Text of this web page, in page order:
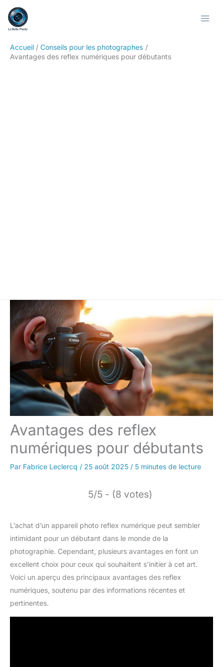
contenu
Accueil
Conseils pour les photographes
Avantages des reflex numériques pour débutants
Avantages des reflex
numériques pour débutants
Par Fabrice Leclercq / 25 août 2025 / 5 minutes de lecture
5/5 - (8 votes)
L’achat d’un appareil photo reflex numérique peut sembler
intimidant pour un débutant dans le monde de la
photographie. Cependant, plusieurs avantages en font un
excellent choix pour ceux qui souhaitent s’initier à cet art.
Voici un aperçu des principaux avantages des reflex
numériques, soutenu par des informations récentes et
pertinentes.
Rechercher